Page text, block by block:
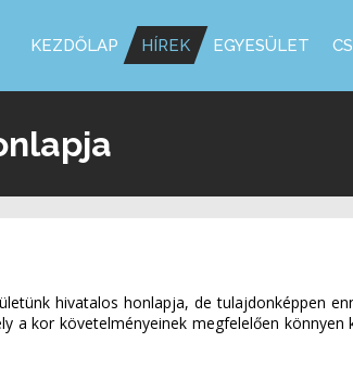
KEZDŐLAP HÍREK EGYESÜLET
hivatalos honlapja, de tulajdonképpen
a kor követelményeinek megfelelően